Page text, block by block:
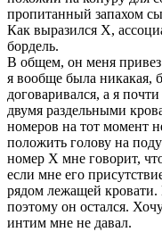
пропитанный запахом
Как выразился Х,
бордель.
В общем, он меня
я вообще была никакая,
договаривался, а я
двумя раздельными
номеров на тот момент
положить голову на
номер Х мне говорит,
если мне его
рядом лежащей
поэтому он остался.
интим мне не давал.